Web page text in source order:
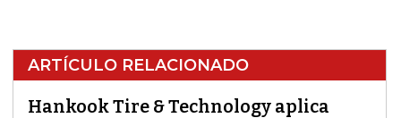
ARTÍCULO RELACIONADO
Hankook Tire & Technology aplica